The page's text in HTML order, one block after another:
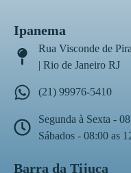
Ipanema
Rua Visconde de
| Rio de Janeiro RJ
(21) 99976-5410
Segunda à Sexta -
Sábados - 08:00 as
Barra da Tijuca